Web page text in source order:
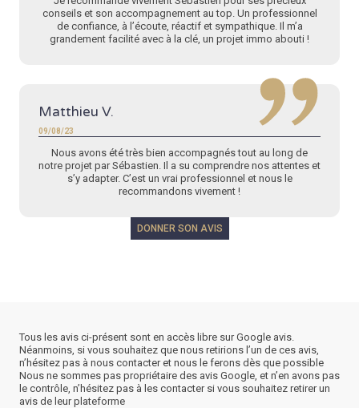
conseils et son accompagnement au top. Un professionnel
de confiance, à l’écoute, réactif et sympathique. Il m’a
grandement facilité avec à la clé, un projet immo abouti !
Matthieu V.
09/08/23
Nous avons été très bien accompagnés tout au long de
notre projet par Sébastien. Il a su comprendre nos attentes et
s’y adapter. C’est un vrai professionnel et nous le
recommandons vivement !
DONNER SON AVIS
Tous les avis ci-présent sont en accès libre sur Google avis.
Néanmoins, si vous souhaitez que nous retirions l’un de ces avis,
n’hésitez pas à nous contacter et nous le ferons dès que possible
Nous ne sommes pas propriétaire des avis Google, et n’en avons pas
le contrôle, n’hésitez pas à les contacter si vous souhaitez retirer un
avis de leur plateforme